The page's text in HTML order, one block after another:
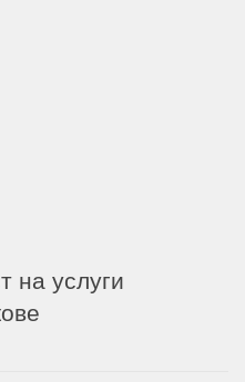
на услуги